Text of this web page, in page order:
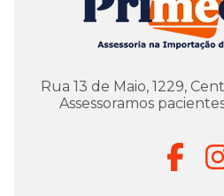
Rua 13 de Maio, 1229,
Assessoramos